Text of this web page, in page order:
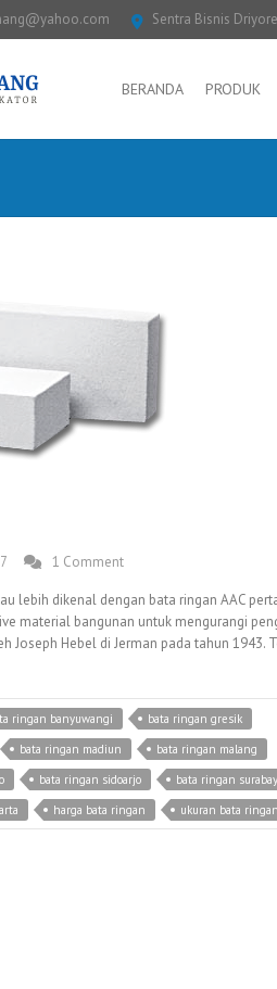
Sentra Bisnis
BERANDA PRODUK
1 Comment
lebih dikenal dengan bata ringan AAC
material bangunan untuk mengurangi
Joseph Hebel di Jerman pada tahun 1943.
ringan banyuwangi
bata ringan gresik
bata ringan madiun
bata ringan malang
bata ringan sidoarjo
bata ringan
harga bata ringan ukuran bata ringan